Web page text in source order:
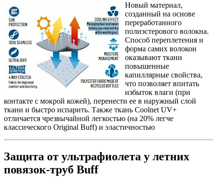
Новый материал,
созданный на основе
переработанного
полиэстерового волокна.
Способ переплетения и
форма самих волокон
оказывают ткани
повышенные
капиллярные свойства,
что позволяет впитать
избыток влаги (при
контакте с мокрой кожей), перенести ее в наружный слой
ткани и быстро испарить. Также ткань Coolnet UV+
отличается чрезвычайной легкостью (на 20% легче
классического Original Buff) и эластичностью
Защита от ультрафиолета у летних
повязок-труб Buff